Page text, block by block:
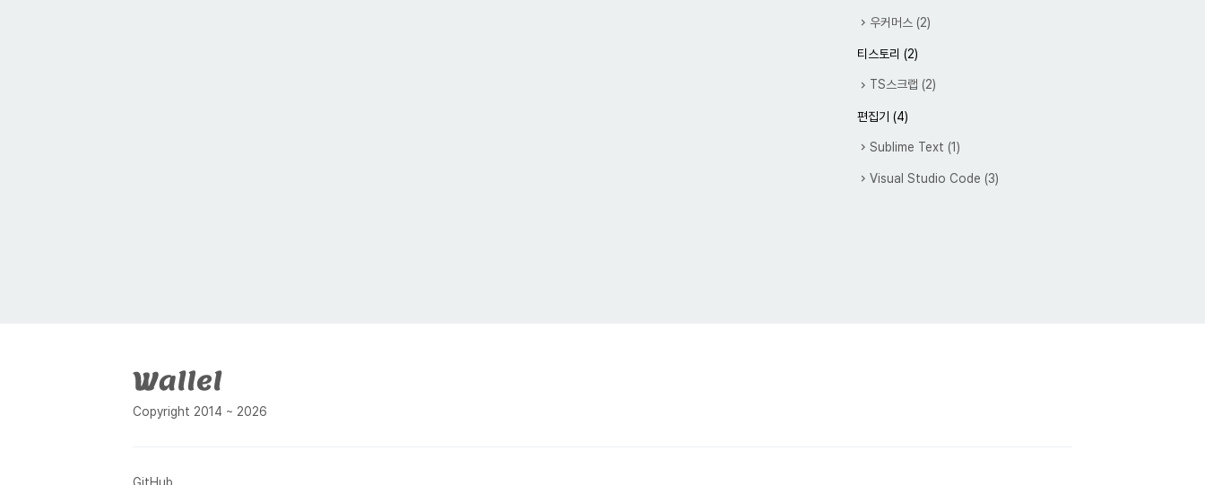
우커머스 (2)
티스토리 (2)
TS스크랩 (2)
편집기 (4)
Sublime Text (1)
Visual Studio Code (3)
Copyright 2014 ~ 2026